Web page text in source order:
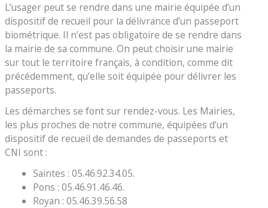
L’usager peut se rendre dans une mairie équipée d’un
dispositif de recueil pour la délivrance d’un passeport
biométrique. Il n’est pas obligatoire de se rendre dans
la mairie de sa commune. On peut choisir une mairie
sur tout le territoire français, à condition, comme dit
précédemment, qu’elle soit équipée pour délivrer les
passeports.
Les démarches se font sur rendez-vous. Les Mairies,
les plus proches de notre commune, équipées d’un
dispositif de recueil de demandes de passeports et
CNI sont :
Saintes : 05.46.92.34.05.
Pons : 05.46.91.46.46.
Royan : 05.46.39.56.58